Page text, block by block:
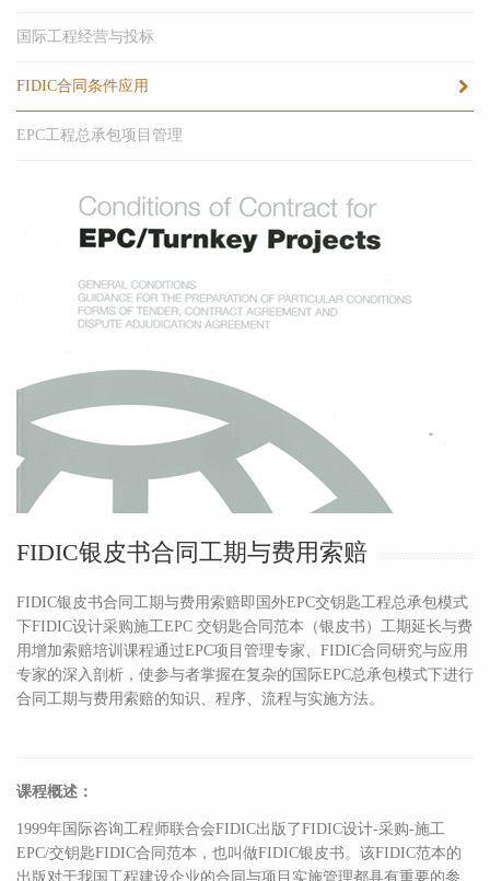
国际工程经营与投标
FIDIC合同条件应用
EPC工程总承包项目管理
FIDIC银皮书合同工期与费用索赔
FIDIC银皮书合同工期与费用索赔即国外EPC交钥匙工程总承包模式
下FIDIC设计采购施工EPC 交钥匙合同范本（银皮书）工期延长与费
用增加索赔培训课程通过EPC项目管理专家、FIDIC合同研究与应用
专家的深入剖析，使参与者掌握在复杂的国际EPC总承包模式下进行
合同工期与费用索赔的知识、程序、流程与实施方法。
课程概述：
1999年国际咨询工程师联合会FIDIC出版了FIDIC设计-采购-施工
EPC/交钥匙FIDIC合同范本，也叫做FIDIC银皮书。该FIDIC范本的
出版对于我国工程建设企业的合同与项目实施管理都具有重要的参